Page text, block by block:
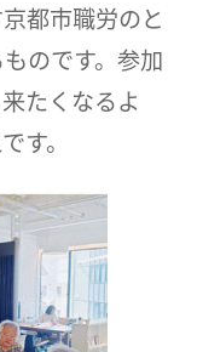
都市職労のと
のです。参加
たくなるよ
す。